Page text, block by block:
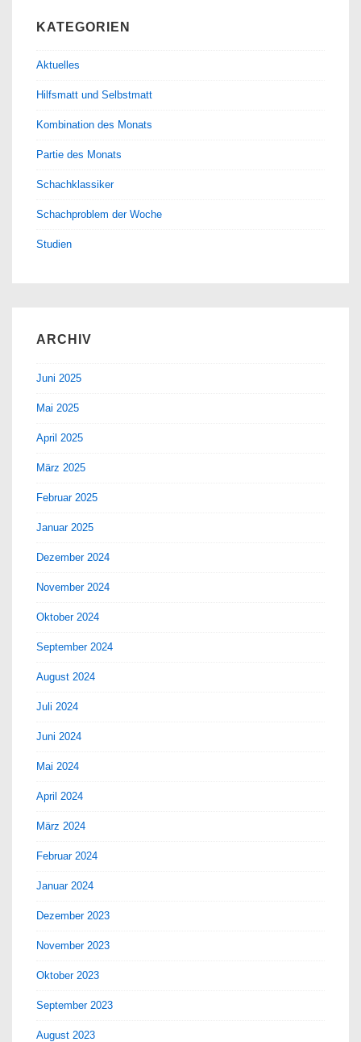
KATEGORIEN
Aktuelles
Hilfsmatt und Selbstmatt
Kombination des Monats
Partie des Monats
Schachklassiker
Schachproblem der Woche
Studien
ARCHIV
Juni 2025
Mai 2025
April 2025
März 2025
Februar 2025
Januar 2025
Dezember 2024
November 2024
Oktober 2024
September 2024
August 2024
Juli 2024
Juni 2024
Mai 2024
April 2024
März 2024
Februar 2024
Januar 2024
Dezember 2023
November 2023
Oktober 2023
September 2023
August 2023